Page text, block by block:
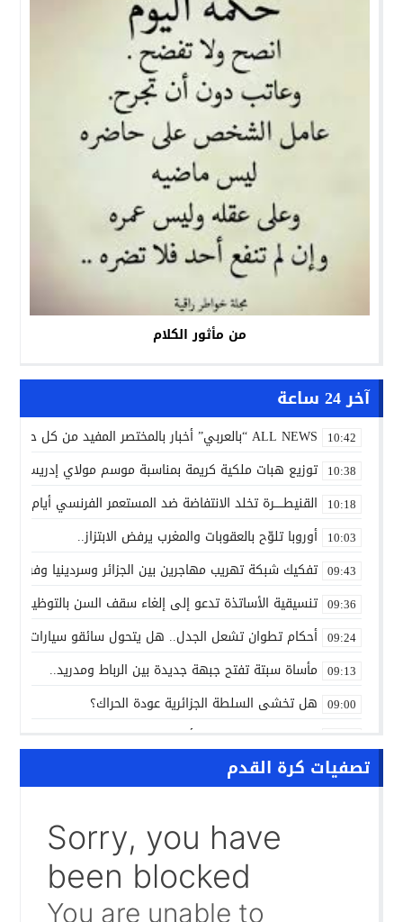
من مأثور الكلام
آخر 24 ساعة
10:42 ALL NEWS “بالعربي” أخبار بالمختصر المفيد من كل حدب وصوب
10:38 توزيع هبات ملكية كريمة بمناسبة موسم مولاي إدريس
10:18 القنيطـــــرة تخلد الانتفاضة ضد المستعمر الفرنسي أيام 7 و8 و9 غشت 1954.
10:03 أوروبا تلوّح بالعقوبات والمغرب يرفض الابتزاز..
09:43 تفكيك شبكة تهريب مهاجرين بين الجزائر وسردينيا وفرنسا
09:36 تنسيقية الأساتذة تدعو إلى إلغاء سقف السن بالتوظيف
09:24 أحكام تطوان تشعل الجدل.. هل يتحول سائقو سيارات
09:13 مأساة سبتة تفتح جبهة جديدة بين الرباط ومدريد..
09:00 هل تخشى السلطة الجزائرية عودة الحراك؟
10:13 الاتفاق الفلاحي المغربي الأوروبي يدخل مرحلة الحسم..
حرب الظل الرقمية.. اتهامات للجزائر بتسخير جيوش
واشنطن تفتح ملف المينورسو من العيون..
غضب تونسي في وجه تبون.. رسالة نارية ترفض «الوصاية
تصفيات كرة القدم